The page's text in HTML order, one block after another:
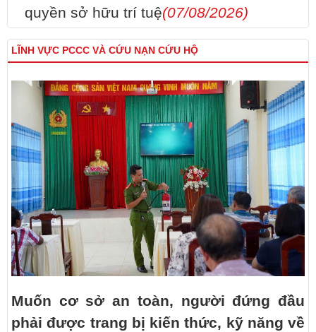
quyền sở hữu trí tuệ(07/08/2026)
LĨNH VỰC PCCC VÀ CỨU NẠN CỨU HỘ
Muốn cơ sở an toàn, người đứng đầu
phải được trang bị kiến thức, kỹ năng về